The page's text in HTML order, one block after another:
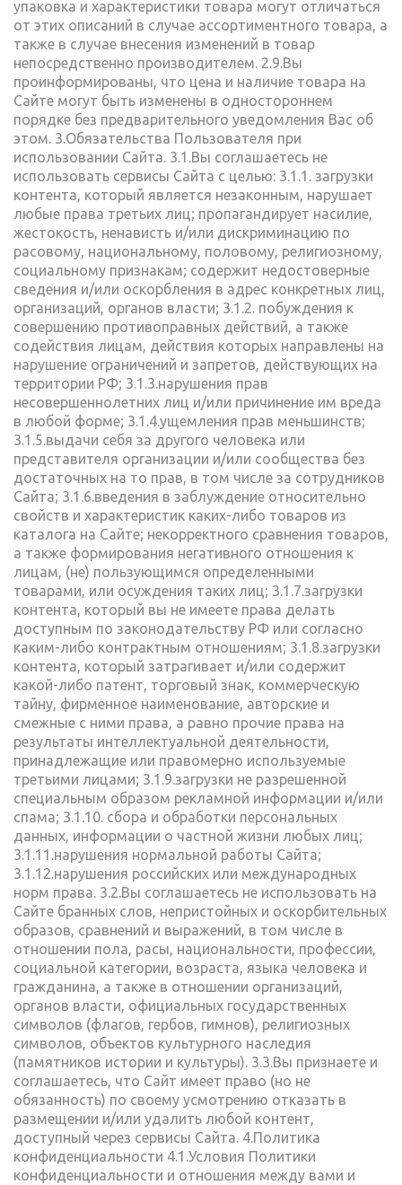
упаковка и характеристики товара могут отличаться
от этих описаний в случае ассортиментного товара, а
также в случае внесения изменений в товар
непосредственно производителем. 2.9.Вы
проинформированы, что цена и наличие товара на
Сайте могут быть изменены в одностороннем
порядке без предварительного уведомления Вас об
этом. 3.Обязательства Пользователя при
использовании Сайта. 3.1.Вы соглашаетесь не
использовать сервисы Сайта с целью: 3.1.1. загрузки
контента, который является незаконным, нарушает
любые права третьих лиц; пропагандирует насилие,
жестокость, ненависть и/или дискриминацию по
расовому, национальному, половому, религиозному,
социальному признакам; содержит недостоверные
сведения и/или оскорбления в адрес конкретных лиц,
организаций, органов власти; 3.1.2. побуждения к
совершению противоправных действий, а также
содействия лицам, действия которых направлены на
нарушение ограничений и запретов, действующих на
территории РФ; 3.1.3.нарушения прав
несовершеннолетних лиц и/или причинение им вреда
в любой форме; 3.1.4.ущемления прав меньшинств;
3.1.5.выдачи себя за другого человека или
представителя организации и/или сообщества без
достаточных на то прав, в том числе за сотрудников
Сайта; 3.1.6.введения в заблуждение относительно
свойств и характеристик каких-либо товаров из
каталога на Сайте; некорректного сравнения товаров,
а также формирования негативного отношения к
лицам, (не) пользующимся определенными
товарами, или осуждения таких лиц; 3.1.7.загрузки
контента, который вы не имеете права делать
доступным по законодательству РФ или согласно
каким-либо контрактным отношениям; 3.1.8.загрузки
контента, который затрагивает и/или содержит
какой-либо патент, торговый знак, коммерческую
тайну, фирменное наименование, авторские и
смежные с ними права, а равно прочие права на
результаты интеллектуальной деятельности,
принадлежащие или правомерно используемые
третьими лицами; 3.1.9.загрузки не разрешенной
специальным образом рекламной информации и/или
спама; 3.1.10. сбора и обработки персональных
данных, информации о частной жизни любых лиц;
3.1.11.нарушения нормальной работы Сайта;
3.1.12.нарушения российских или международных
норм права. 3.2.Вы соглашаетесь не использовать на
Сайте бранных слов, непристойных и оскорбительных
образов, сравнений и выражений, в том числе в
отношении пола, расы, национальности, профессии,
социальной категории, возраста, языка человека и
гражданина, а также в отношении организаций,
органов власти, официальных государственных
символов (флагов, гербов, гимнов), религиозных
символов, объектов культурного наследия
(памятников истории и культуры). 3.3.Вы признаете и
соглашаетесь, что Сайт имеет право (но не
обязанность) по своему усмотрению отказать в
размещении и/или удалить любой контент,
доступный через сервисы Сайта. 4.Политика
конфиденциальности 4.1.Условия Политики
конфиденциальности и отношения между вами и